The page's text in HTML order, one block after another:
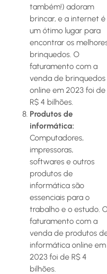
também!) adoram
brincar, e a internet é
um ótimo lugar para
encontrar os
brinquedos. O
faturamento com a
venda de brinquedos
online em 2023 foi de
R$ 4 bilhões.
Produtos de
informática:
Computadores,
impressoras,
softwares e outros
produtos de
informática são
essenciais para o
trabalho e o estudo.
faturamento com a
venda de produtos
informática online em
2023 foi de R$ 4
bilhões.